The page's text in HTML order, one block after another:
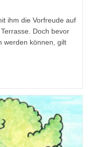
ihm die Vorfreude auf
Doch bevor
werden können, gilt